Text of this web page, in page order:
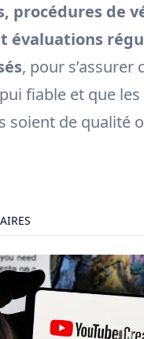
procédures de
évaluations
, pour s’assurer
fiable et que les
soient de qualité